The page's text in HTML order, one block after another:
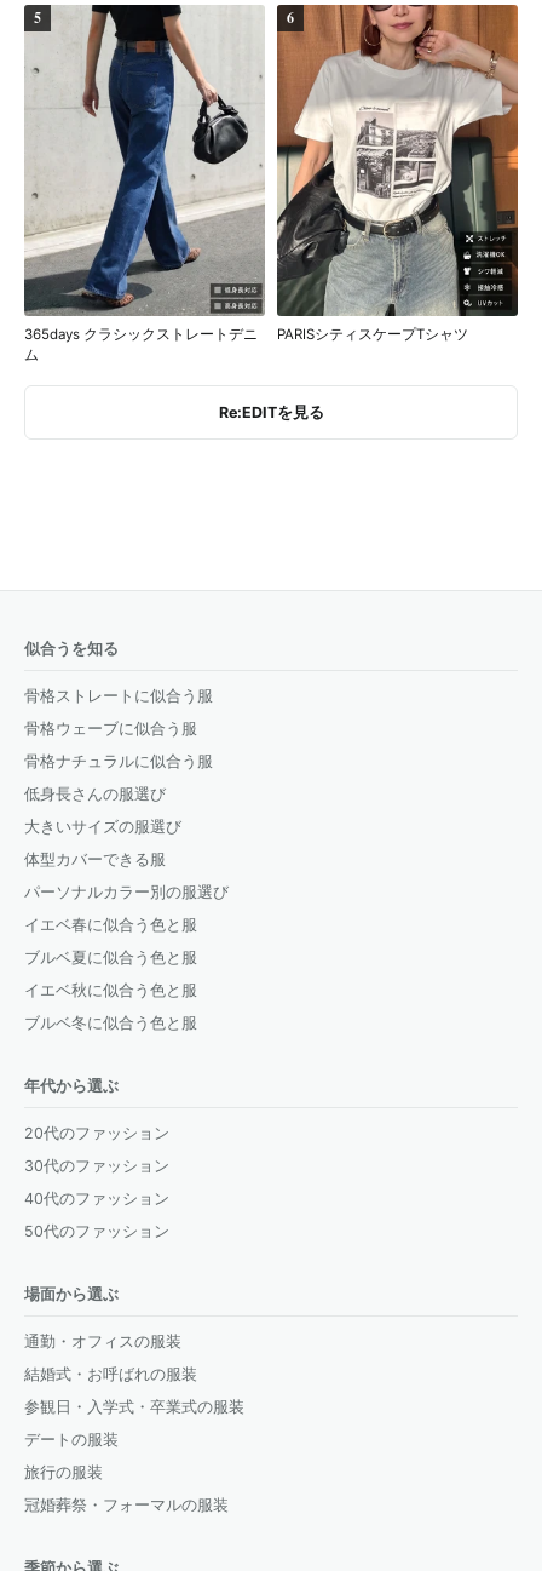
5
365days クラシックストレートデニ
ム
6
PARISシティスケープTシャツ
Re:EDITを見る
似合うを知る
骨格ストレートに似合う服
骨格ウェーブに似合う服
骨格ナチュラルに似合う服
低身長さんの服選び
大きいサイズの服選び
体型カバーできる服
パーソナルカラー別の服選び
イエベ春に似合う色と服
ブルベ夏に似合う色と服
イエベ秋に似合う色と服
ブルベ冬に似合う色と服
年代から選ぶ
20代のファッション
30代のファッション
40代のファッション
50代のファッション
場面から選ぶ
通勤・オフィスの服装
結婚式・お呼ばれの服装
参観日・入学式・卒業式の服装
デートの服装
旅行の服装
冠婚葬祭・フォーマルの服装